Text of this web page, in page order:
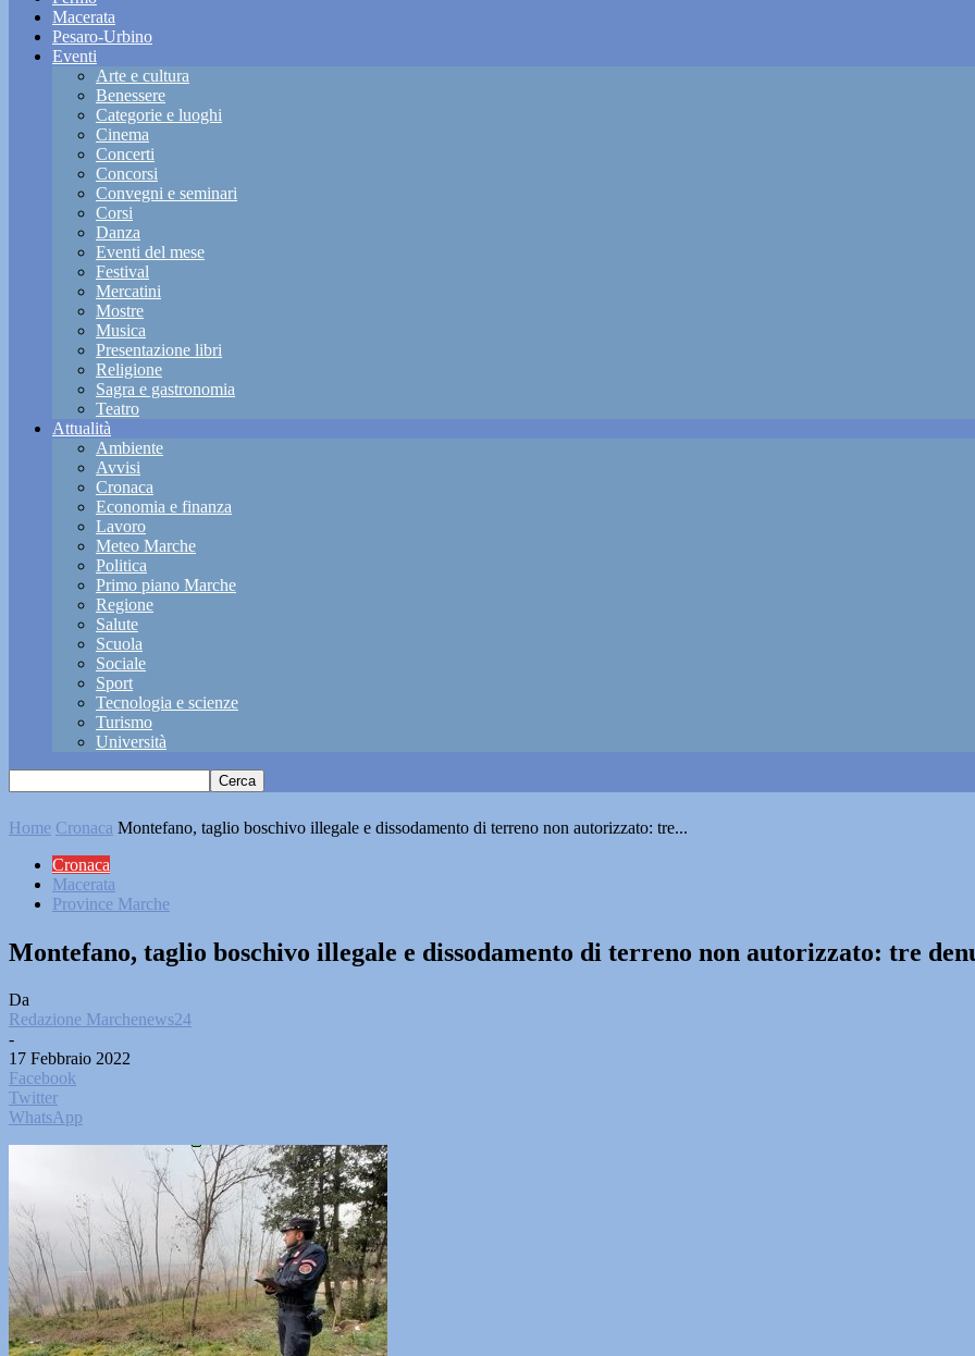
Macerata
Pesaro-Urbino
Eventi
Arte e cultura
Benessere
Categorie e luoghi
Cinema
Concerti
Concorsi
Convegni e seminari
Corsi
Danza
Eventi del mese
Festival
Mercatini
Mostre
Musica
Presentazione libri
Religione
Sagra e gastronomia
Teatro
Attualità
Ambiente
Avvisi
Cronaca
Economia e finanza
Lavoro
Meteo Marche
Politica
Primo piano Marche
Regione
Salute
Scuola
Sociale
Sport
Tecnologia e scienze
Turismo
Università
Home Cronaca Montefano, taglio boschivo illegale e dissodamento di terreno non autorizzato: tre...
Cronaca
Macerata
Province Marche
Montefano, taglio boschivo illegale e dissodamento di terreno non autorizzato: tre
Da
Redazione Marchenews24
-
17 Febbraio 2022
Facebook
Twitter
WhatsApp